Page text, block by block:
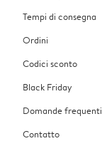
Tempi di consegna
Ordini
Codici sconto
Black Friday
Domande frequenti
Contatto